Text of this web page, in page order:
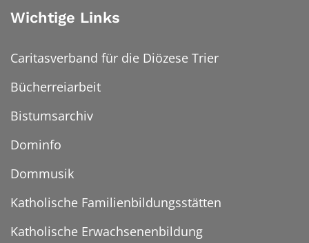
Wichtige Links
Caritasverband für die Diözese Trier
Bücherreiarbeit
Bistumsarchiv
Dominfo
Dommusik
Katholische Familienbildungsstätten
Katholische Erwachsenenbildung